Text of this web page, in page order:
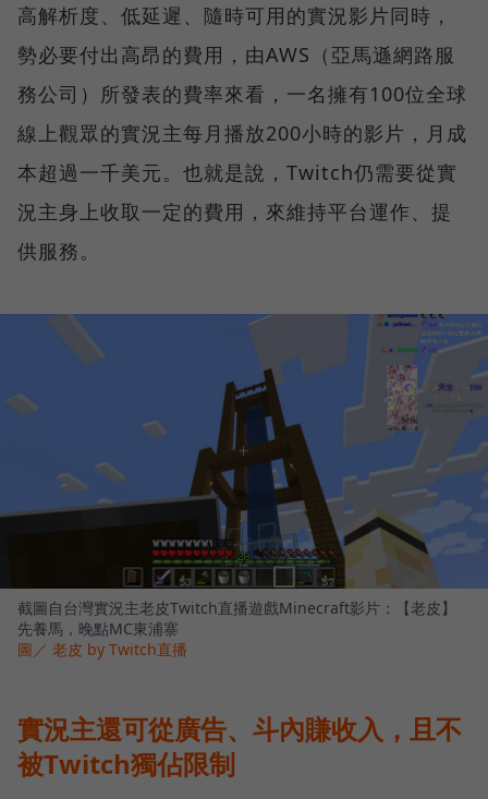
高解析度、低延遲、隨時可用的實況影片同時，
勢必要付出高昂的費用，由AWS（亞馬遜網路服
務公司）所發表的費率來看，一名擁有100位全球
線上觀眾的實況主每月播放200小時的影片，月成
本超過一千美元。也就是說，Twitch仍需要從實
況主身上收取一定的費用，來維持平台運作、提
供服務。
截圖自台灣實況主老皮Twitch直播遊戲Minecraft影片：【老皮】
先養馬，晚點MC東浦寨
圖／ 老皮 by Twitch直播
實況主還可從廣告、斗內賺收入，且不
被Twitch獨佔限制